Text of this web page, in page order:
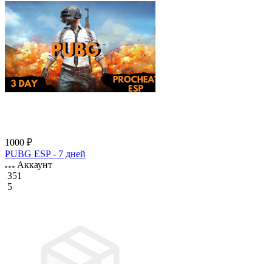
1000 ₽
PUBG ESP - 7 дней
Аккаунт
351
5